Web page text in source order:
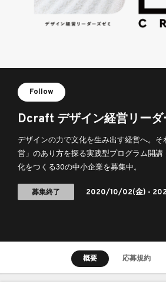
Follow
Dcraft デザイン経営リーダ
デザインの力で文化を生み出す経営へ。
営」のあり方を探る実践型プログラム開講
化をつくる30の中小企業を募集中。
募集終了 2020/10/02(金) -
概要 応募規約